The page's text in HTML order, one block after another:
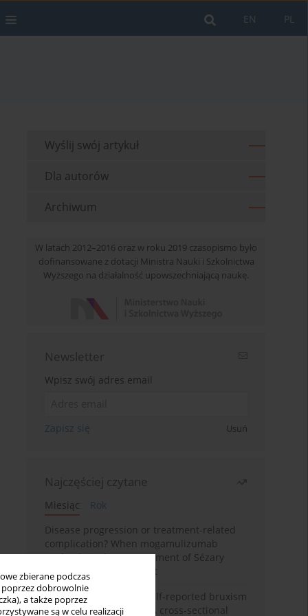
zbierane podczas
poprzez dobrowolnie
a także poprzez
są w celu realizacji
PL
EN
Wyślij swój artykuł
Dla autorów
Archiwum
W latach 2012–2016 oraz w roku 2019 czasopismo było
dofinansowane z dotacji Ministra Nauki i Szkolnictwa
Wyższego na działalność upowszechniającą naukę.
Newsletter
Wpisz swój adres email
Zapisz się Usuń
Najczęściej czytane
Miesiąc
Rok
Disease progression or treatment-related
complication? When mogamulizumab
misleads in the management of Sézary
syndrome: A case report
Personality traits and self-reported bruxism
in university students: A cross-sectional